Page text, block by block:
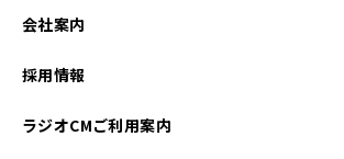
会社案内
採用情報
ラジオCMご利用案内